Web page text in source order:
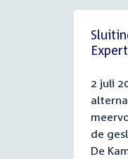
2 juli
de
De